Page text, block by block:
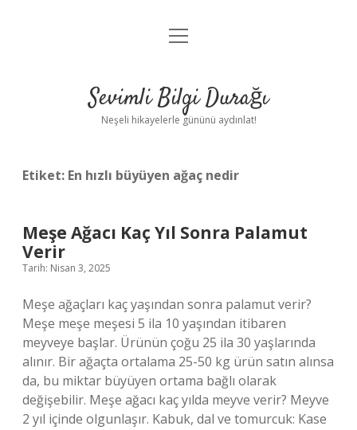
Anasayfa
Yasal Uyarı
menüyü
Sevimli Bilgi Durağı
Neşeli hikayelerle gününü aydınlat!
Etiket: En hızlı büyüyen ağaç nedir
Meşe Ağacı Kaç Yıl Sonra Palamut
Verir
Tarih: Nisan 3, 2025
Meşe ağaçları kaç yaşından sonra palamut verir?
Meşe meşe meşesi 5 ila 10 yaşından itibaren
meyveye başlar. Ürünün çoğu 25 ila 30 yaşlarında
alınır. Bir ağaçta ortalama 25-50 kg ürün satın alınsa
da, bu miktar büyüyen ortama bağlı olarak
değişebilir. Meşe ağacı kaç yılda meyve verir? Meyve
2 yıl içinde olgunlaşır. Kabuk, dal ve tomurcuk: Kase